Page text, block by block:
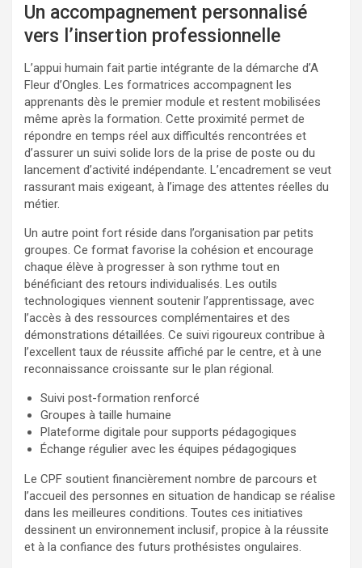
Un accompagnement personnalisé
vers l’insertion professionnelle
L’appui humain fait partie intégrante de la démarche d’A
Fleur d’Ongles. Les formatrices accompagnent les
apprenants dès le premier module et restent mobilisées
même après la formation. Cette proximité permet de
répondre en temps réel aux difficultés rencontrées et
d’assurer un suivi solide lors de la prise de poste ou du
lancement d’activité indépendante. L’encadrement se veut
rassurant mais exigeant, à l’image des attentes réelles du
métier.
Un autre point fort réside dans l’organisation par petits
groupes. Ce format favorise la cohésion et encourage
chaque élève à progresser à son rythme tout en
bénéficiant des retours individualisés. Les outils
technologiques viennent soutenir l’apprentissage, avec
l’accès à des ressources complémentaires et des
démonstrations détaillées. Ce suivi rigoureux contribue à
l’excellent taux de réussite affiché par le centre, et à une
reconnaissance croissante sur le plan régional.
Suivi post-formation renforcé
Groupes à taille humaine
Plateforme digitale pour supports pédagogiques
Échange régulier avec les équipes pédagogiques
Le CPF soutient financièrement nombre de parcours et
l’accueil des personnes en situation de handicap se réalise
dans les meilleures conditions. Toutes ces initiatives
dessinent un environnement inclusif, propice à la réussite
et à la confiance des futurs prothésistes ongulaires.